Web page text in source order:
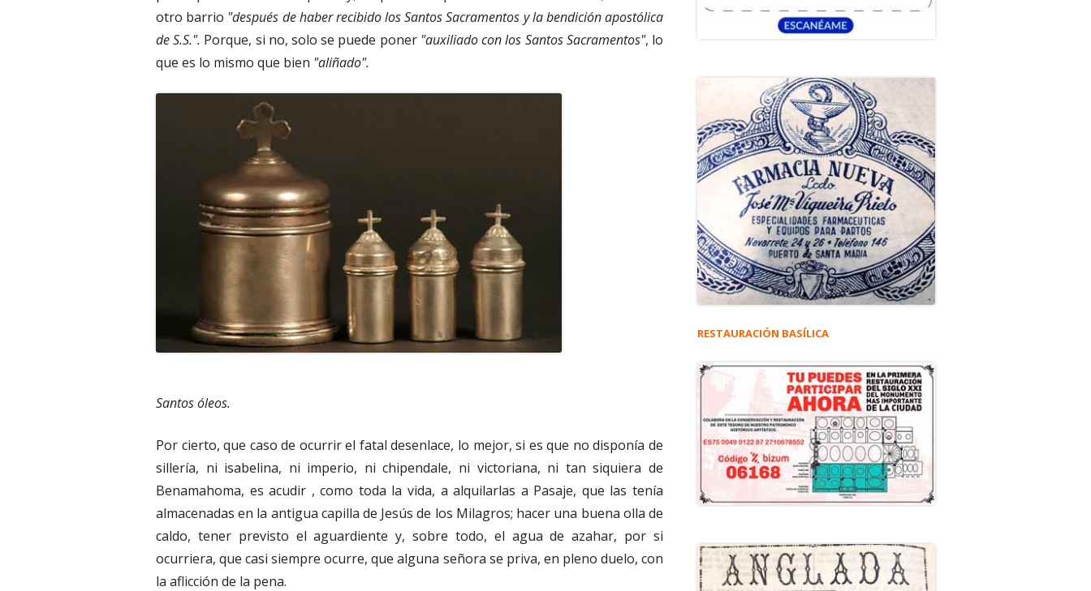
otro barrio "después de haber recibido los Santos Sacramentos y la bendición apostólica
de S.S.". Porque, si no, solo se puede poner "auxiliado con los Santos Sacramentos", lo
que es lo mismo que bien "aliñado".
Santos óleos.
Por cierto, que caso de ocurrir el fatal desenlace, lo mejor, si es que no disponía de
sillería, ni isabelina, ni imperio, ni chipendale, ni victoriana, ni tan siquiera de
Benamahoma, es acudir , como toda la vida, a alquilarlas a Pasaje, que las tenía
almacenadas en la antigua capilla de Jesús de los Milagros; hacer una buena olla de
caldo, tener previsto el aguardiente y, sobre todo, el agua de azahar, por si
ocurriera, que casi siempre ocurre, que alguna señora se priva, en pleno duelo, con
la aflicción de la pena.
RESTAURACIÓN BASÍLICA